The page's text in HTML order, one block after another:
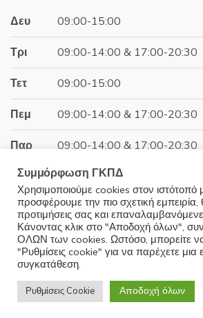
Δευ 09:00-15:00
Τρι 09:00-14:00 & 17:00-20:30
Τετ 09:00-15:00
Πεμ 09:00-14:00 & 17:00-20:30
Παρ 09:00-14:00 & 17:00-20:30
Σαβ 09:00-15:00
Κυρ Κλειστά
© 2025 Minoudis Home. All
Development byWrk.gr
Συμμόρφωση ΓΚΠΔ
Χρησιμοποιούμε cookies στον ιστότοπό
προσφέρουμε την πιο σχετική εμπειρία,
προτιμήσεις σας και
Κάνοντας κλικ στο "Αποδοχή όλων",
ΟΛΩΝ των cookies. Ωστόσο, μπορείτε να
"Ρυθμίσεις cookie" για να παρέχετε μια
συγκατάθεση.
Ρυθμίσεις Cookie Αποδοχή όλων